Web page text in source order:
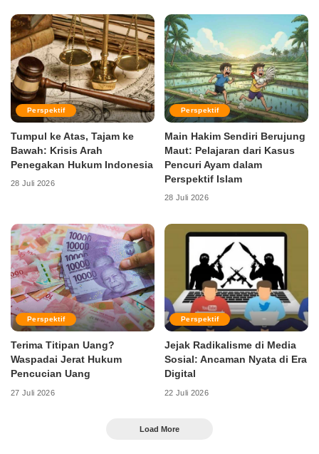
Perspektif
Tumpul ke Atas, Tajam ke
Bawah: Krisis Arah
Penegakan Hukum Indonesia
28 Juli 2026
Perspektif
Main Hakim Sendiri Berujung
Maut: Pelajaran dari Kasus
Pencuri Ayam dalam
Perspektif Islam
28 Juli 2026
Perspektif
Terima Titipan Uang?
Waspadai Jerat Hukum
Pencucian Uang
27 Juli 2026
Perspektif
Jejak Radikalisme di Media
Sosial: Ancaman Nyata di Era
Digital
22 Juli 2026
Load More